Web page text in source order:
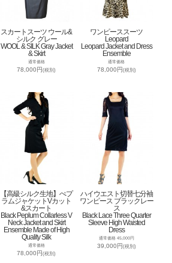
スカートスーツ ウール&
シルク グレー
WOOL & SILK Gray Jacket
& Skirt
通常価格
78,000円(税別)
ワンピーススーツ
Leopard
Leopard Jacket and Dress
Ensemble
通常価格
78,000円(税別)
【高級シルク生地】ぺプ
ラムジャケットVカット
&スカート
Black Peplum Collarless V
Neck Jacket and Skirt
Ensemble Made of High
Quality Silk
通常価格
78,000円(税別)
ハイウエスト切替七分袖
ワンピース ブラックレー
ス
Black Lace Three Quarter
Sleeve High Waisted
Dress
通常価格 45,000円
39,000円(税別)